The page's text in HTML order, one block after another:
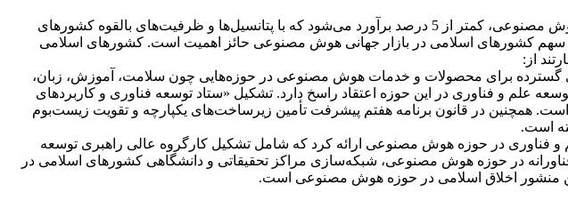
به گفته وی، در حال حاضر سهم جهان اسلام از تولید علم، توسعه فناوری و ارزش‌آفرینی اقتصادی در حوزه هوش مصنوعی، کمتر از 5 درصد برآورد می‌شود که با پتانسیل‌ها و ظرفیت‌های بالقوه کشورهای
سهم کشورهای اسلامی در بازار جهانی هوش مصنوعی حائز اهمیت است. کشورهای اسلامی
از:
1,8 میلیارد مسلمان در سراسر جهان و تقاضای گسترده برای محصولات و خدمات هوش مصنوعی در حوزه‌هایی چون سلامت، آموزش، زبان،
علم و فناوری در این حوزه اعتقاد راسخ دارد. تشکیل «ستاد توسعه فناوری و کاربردهای
همچنین در قانون برنامه هفتم پیشرفت تأمین زیرساخت‌های یکپارچه و تقویت زیست‌بوم
است.
در حوزه هوش مصنوعی ارائه کرد که شامل تشکیل کارگروه عالی راهبری توسعه
در حوزه هوش مصنوعی، شبکه‌سازی مراکز تحقیقاتی و دانشگاهی کشورهای اسلامی در
منشور اخلاق اسلامی در حوزه هوش مصنوعی است.